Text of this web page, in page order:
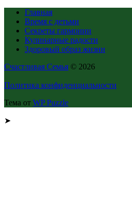
Главная
Время с детьми
Секреты гармонии
Кулинарные радости
Здоровый образ жизни
Счастливая Семья © 2026
Политика конфиденциальности
Тема от WP Puzzle
➤